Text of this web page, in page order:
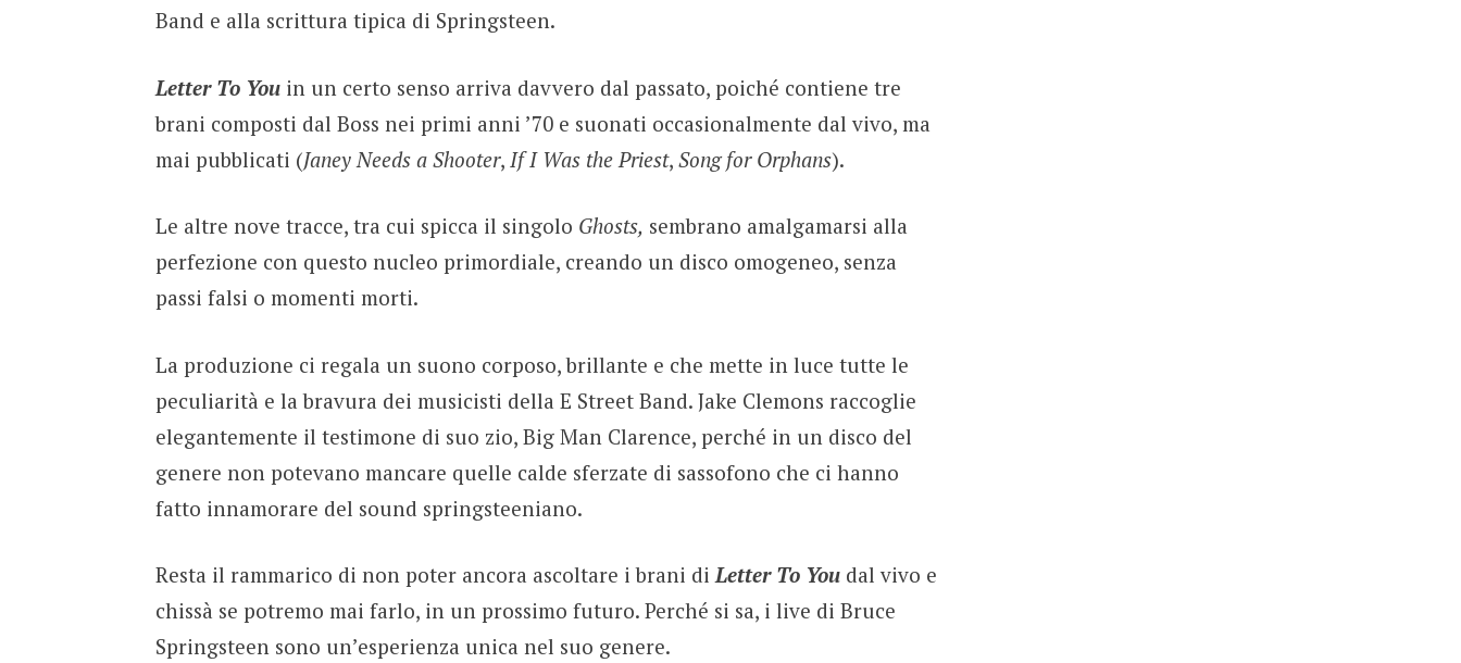
Band e alla scrittura tipica di Springsteen.
Letter To Youin un certo senso arriva davvero dal passato, poiché contiene tre
brani composti dal Boss nei primi anni ’70 e suonati occasionalmente dal vivo, ma
mai pubblicati (Janey Needs a Shooter, If I Was the Priest, Song for Orphans).
Le altre nove tracce, tra cui spicca il singolo Ghosts, sembrano amalgamarsi alla
perfezione con questo nucleo primordiale, creando un disco omogeneo, senza
passi falsi o momenti morti.
La produzione ci regala un suono corposo, brillante e che mette in luce tutte le
peculiarità e la bravura dei musicisti della E Street Band. Jake Clemons raccoglie
elegantemente il testimone di suo zio, Big Man Clarence, perché in un disco del
genere non potevano mancare quelle calde sferzate di sassofono che ci hanno
fatto innamorare del sound springsteeniano.
Resta il rammarico di non poter ancora ascoltare i brani diLetter To Youdal vivo e
chissà se potremo mai farlo, in un prossimo futuro. Perché si sa, i live di Bruce
Springsteen sono un’esperienza unica nel suo genere.